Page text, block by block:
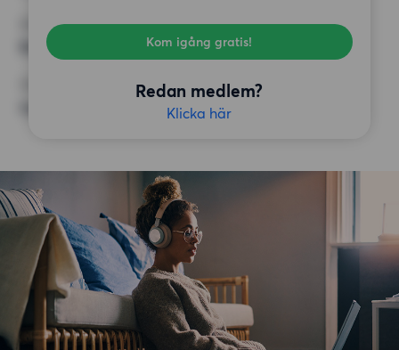
Kom igång gratis!
Redan medlem?
Klicka här
Balkong,
ÖVRIGA PREFERENSER
Inga speciella preferenser